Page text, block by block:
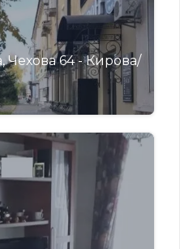
Чехова 64 - Кирова/